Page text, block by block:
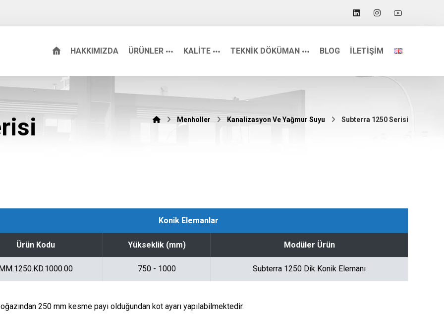
HAKKIMIZDA ÜRÜNLER KALİTE TEKNİK DÖKÜMAN BLOG İLETİŞİM
Menholler Kanalizasyon Ve Yağmur Suyu Subterra 1250 Serisi
Konik Elemanlar
Ürün Kodu Yükseklik (mm) Modüler Ürün
750 - 1000 Subterra 1250 Dik Konik Elemanı
250 mm kesme payı olduğundan kot ayarı yapılabilmektedir.